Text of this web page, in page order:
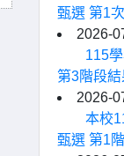
甄選 第1
2026-
115
第3階段結
2026-
本校
甄選 第1